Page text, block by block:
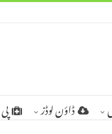
ڈاؤن لوڈز